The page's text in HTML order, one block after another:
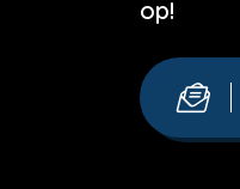
op!